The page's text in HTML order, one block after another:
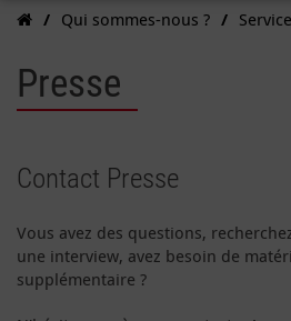
Qui sommes-nous ?
Presse
Contact Presse
Vous avez des questions,
une interview, avez besoin de
supplémentaire ?